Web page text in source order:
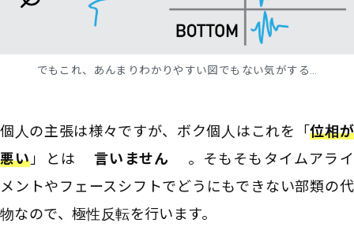
でもこれ、あんまりわかりやすい図でもない気がする…
個人の主張は様々ですが、ボク個人はこれを「位相が
悪い 」とは言いません
。そもそもタイムアライ
メントやフェースシフトでどうにもできない部類の代
物なので、極性反転を行います。